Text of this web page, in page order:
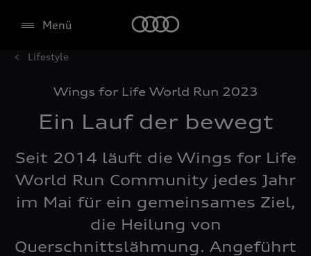
Menü
Lifestyle
Wings for Life World Run 2023
Ein Lauf der bewegt
Seit 2014 läuft die Wings for Life
World Run Community jedes Jahr
im Mai für ein gemeinsames Ziel,
die Heilung von
Querschnittslähmung. Angeführt